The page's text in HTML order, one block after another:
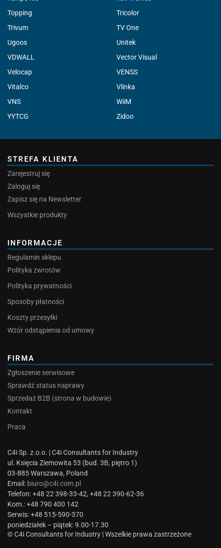
Topping
Tricolor
Trivum
TV One
Ugoos
Unitek
VDWALL
Vector Visual
Velocap
VENSS
Vitalco
Vlinka
VNS
WiiM
YYTCG
Zidoo
STREFA KLIENTA
Zarejestruj się
Zaloguj się
Zapisz się na Newsletter
Wszystkie produkty
INFORMACJE
Regulamin sklepu
Polityka zwrotów
Polityka prywatności
Sposoby płatności
Koszty przesyłki
Wzór odstąpienia od umowy
FIRMA
Zgłoszenie serwisowe
Sprawdź status naprawy
Sprzedaż B2B (strona w budowie)
Kontakt
Praca
C4i Sp. z.o.o. | C4i Consultants for Industry
ul. Księcia Ziemowita 53 (bud. 3B, piętro 1)
03-885 Warszawa, Poland
Email: biuro@c4i.com.pl
Telefon: +48 22 398-33-42, +48 22 390-62-36
Kom.: +48 790 400 142
Serwis: +48 515-590-370
poniedziałek – piątek: 9.00-17.30
© C4i Consultants for Industry | Wszelkie prawa zastrzeżone